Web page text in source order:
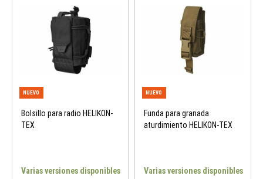
Bolsillo para radio HELIKON-
TEX
Varias versiones disponibles
Funda para granada
aturdimiento HELIKON-TEX
Varias versiones disponibles